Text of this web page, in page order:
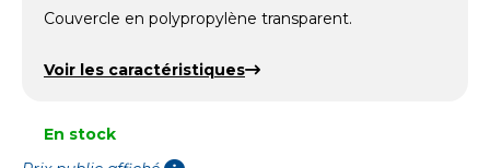
Couvercle en polypropylène transparent.
Voir les caractéristiques
En stock